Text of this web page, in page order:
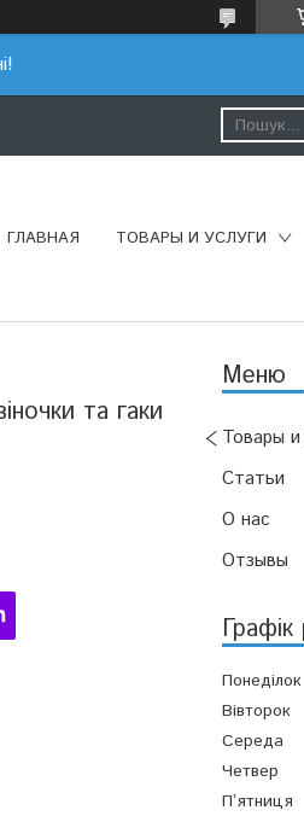
ГЛАВНАЯ ТОВАРЫ И УСЛУГИ
Товары и
Статьи
О нас
Отзывы
Понеділок
Вівторок
Середа
Четвер
Пʼятниця
та гаки